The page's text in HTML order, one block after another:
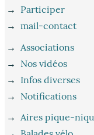
→ Participer
→mail-contact
→ Associations
→ Nos vidéos
→ Infos diverses
→ Notifications
→Aires pique-